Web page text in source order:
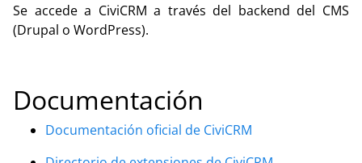
Se accede a CiviCRM a través del backend del CMS
(Drupal o WordPress).
Documentación
Documentación oficial de CiviCRM